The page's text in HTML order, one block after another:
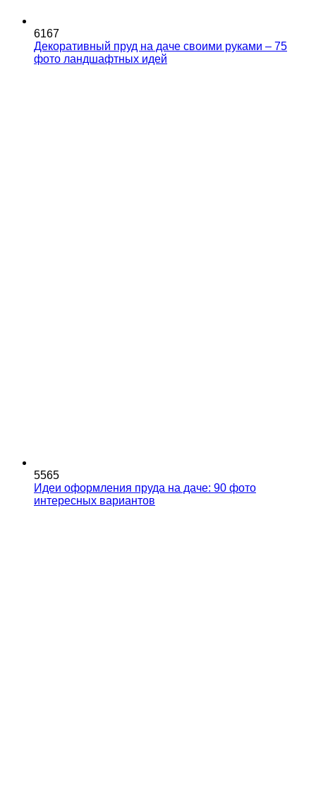
6167
Декоративный пруд на даче своими руками – 75
фото ландшафтных идей
5565
Идеи оформления пруда на даче: 90 фото
интересных вариантов